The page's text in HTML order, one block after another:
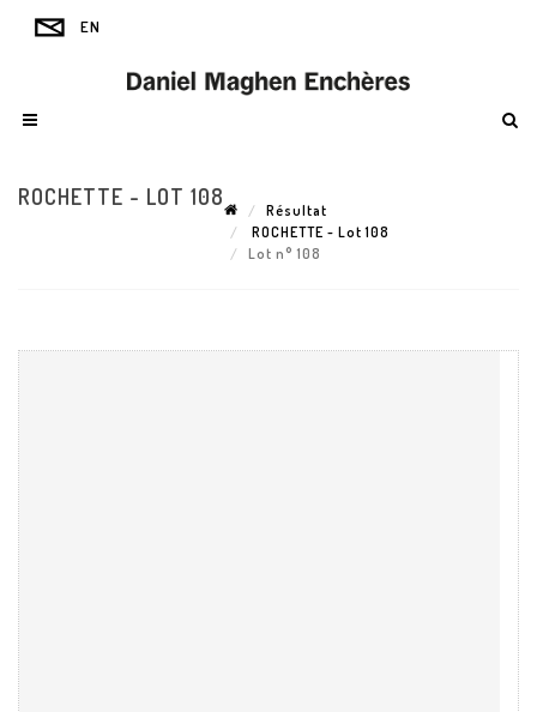
ROCHETTE - LOT 108
Résultat
ROCHETTE - Lot 108
Lot n° 108